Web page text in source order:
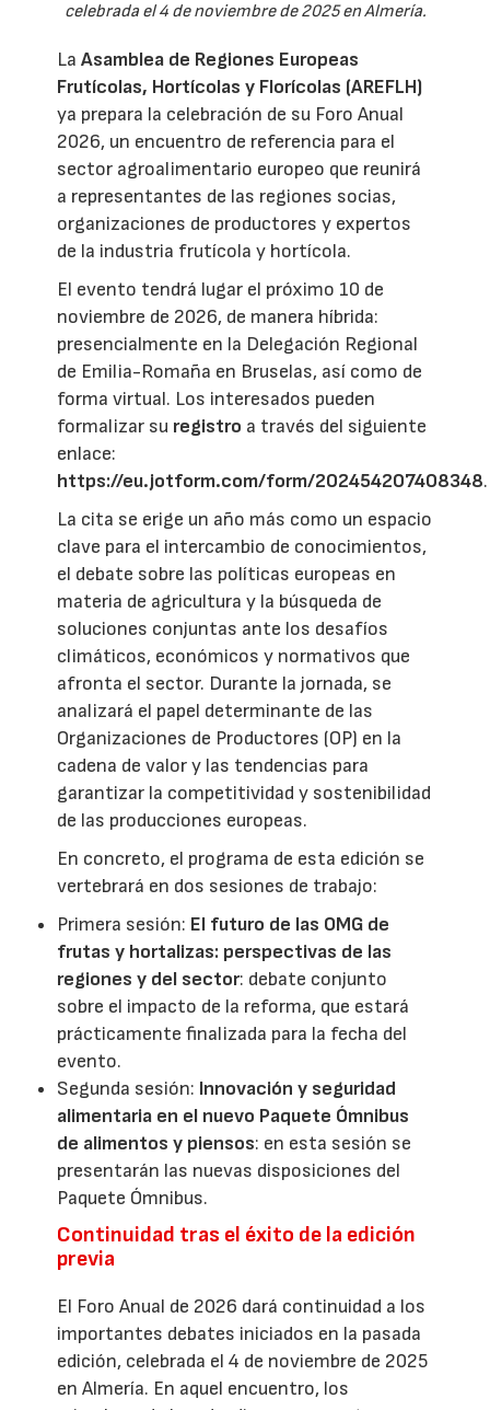
celebrada el 4 de noviembre de 2025 en Almería.
LaAsamblea de Regiones Europeas
Frutícolas, Hortícolas y Florícolas (AREFLH)
ya prepara la celebración de su Foro Anual
2026, un encuentro de referencia para el
sector agroalimentario europeo que reunirá
a representantes de las regiones socias,
organizaciones de productores y expertos
de la industria frutícola y hortícola.
El evento tendrá lugar el próximo 10 de
noviembre de 2026, de manera híbrida:
presencialmente en la Delegación Regional
de Emilia-Romaña en Bruselas, así como de
forma virtual. Los interesados pueden
formalizar su registro a través del siguiente
enlace:
https://eu.jotform.com/form/202454207408348.
La cita se erige un año más como un espacio
clave para el intercambio de conocimientos,
el debate sobre las políticas europeas en
materia de agricultura y la búsqueda de
soluciones conjuntas ante los desafíos
climáticos, económicos y normativos que
afronta el sector. Durante la jornada, se
analizará el papel determinante de las
Organizaciones de Productores (OP) en la
cadena de valor y las tendencias para
garantizar la competitividad y sostenibilidad
de las producciones europeas.
En concreto, el programa de esta edición se
vertebrará en dos sesiones de trabajo:
Primera sesión: El futuro de las OMG de
frutas y hortalizas: perspectivas de las
regiones y del sector: debate conjunto
sobre el impacto de la reforma, que estará
prácticamente finalizada para la fecha del
evento.
Segunda sesión: Innovación y seguridad
alimentaria en el nuevo Paquete Ómnibus
de alimentos y piensos: en esta sesión se
presentarán las nuevas disposiciones del
Paquete Ómnibus.
Continuidad tras el éxito de la edición
previa
El Foro Anual de 2026 dará continuidad a los
importantes debates iniciados en la pasada
edición, celebrada el 4 de noviembre de 2025
en Almería. En aquel encuentro, los